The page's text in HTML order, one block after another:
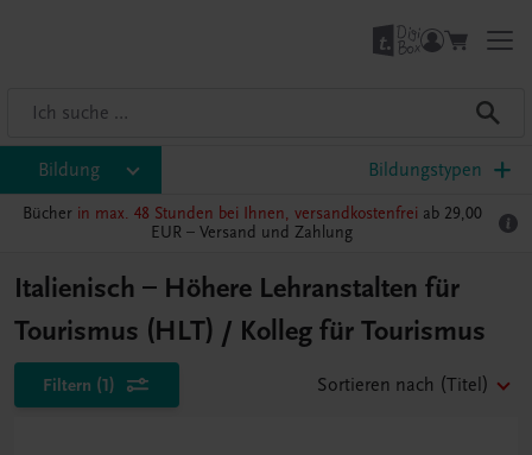
Bildung Bildungstypen
Bücher in max. 48 Stunden bei Ihnen, versandkostenfrei ab 29,00
EUR – Versand und Zahlung
Italienisch – Höhere Lehranstalten für
Tourismus (HLT) / Kolleg für Tourismus
Filtern (1) Sortieren nach (Titel)